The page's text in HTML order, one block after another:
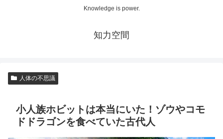
Knowledge is power.
知力空間
人体の不思議
小人族ホビットは本当にいた！ゾウやコモ
ドドラゴンを食べていた古代人